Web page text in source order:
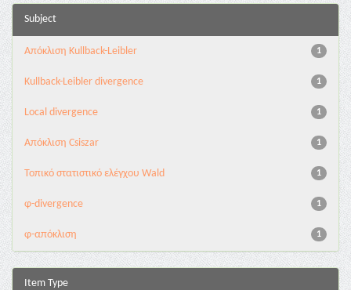
Subject
1
Aπόκλιση Kullback-Leibler
1
Kullback-Leibler divergence
1
Local divergence
1
Απόκλιση Csiszar
1
Τοπικό στατιστικό ελέγχου Wald
1
φ-divergence
1
φ-απόκλιση
Item Type